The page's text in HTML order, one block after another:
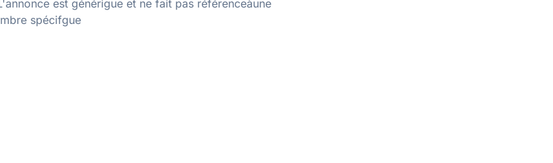
est générigue et ne fait pas référenceàune
spécifgue